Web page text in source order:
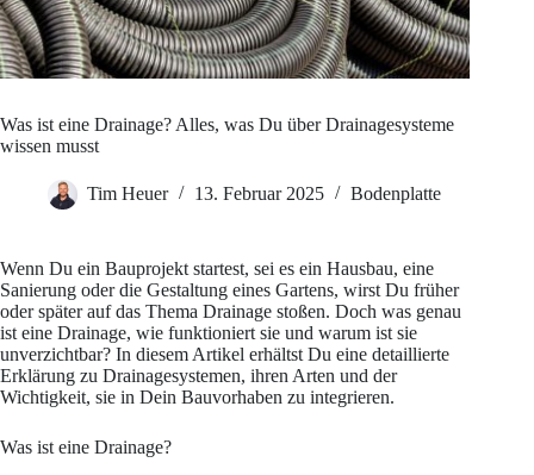
Was ist eine Drainage? Alles, was Du über Drainagesysteme
wissen musst
Tim Heuer 13. Februar 2025 Bodenplatte
Wenn Du ein Bauprojekt startest, sei es ein Hausbau, eine
Sanierung oder die Gestaltung eines Gartens, wirst Du früher
oder später auf das Thema Drainage stoßen. Doch was genau
ist eine Drainage, wie funktioniert sie und warum ist sie
unverzichtbar? In diesem Artikel erhältst Du eine detaillierte
Erklärung zu Drainagesystemen, ihren Arten und der
Wichtigkeit, sie in Dein Bauvorhaben zu integrieren.
Was ist eine Drainage?